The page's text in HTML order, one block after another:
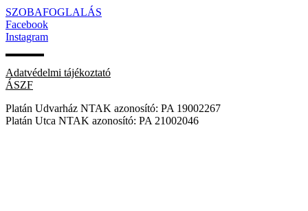
SZOBAFOGLALÁS
Facebook
Instagram
Adatvédelmi tájékoztató
ÁSZF
Platán Udvarház NTAK azonosító: PA 19002267
Platán Utca NTAK azonosító: PA 21002046